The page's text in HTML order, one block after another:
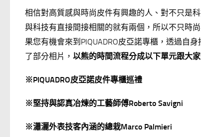
相信對高質感與時尚皮件有興趣的人、對不只是
與科技有直接間接相關的就有兩個，所以不只時
果您有機會來到PIQUADRO皮亞諾專櫃，透過自
了部分相片， 以熊的時間流程分成以下單元跟大家
※PIQUADRO皮亞諾皮件專櫃巡禮
※堅持與認真冶煉的工藝師傅Roberto Savigni
※瀟灑外表技客內涵的總栽Marco Palmieri